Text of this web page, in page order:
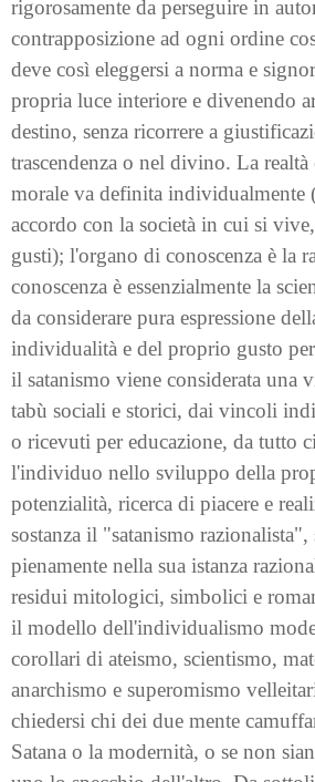
rigorosamente da perseguire in
contrapposizione ad ogni ordine
deve così eleggersi a norma e
propria luce interiore e divenendo
destino, senza ricorrere a
trascendenza o nel divino. La
morale va definita individualmente
accordo con la società in cui si
gusti); l'organo di conoscenza è la
conoscenza è essenzialmente la
da considerare pura espressione
individualità e del proprio gusto
il satanismo viene considerata una
tabù sociali e storici, dai vincoli
o ricevuti per educazione, da tutto
l'individuo nello sviluppo della
potenzialità, ricerca di piacere e
sostanza il "satanismo
pienamente nella sua istanza
residui mitologici, simbolici e
il modello dell'individualismo
corollari di ateismo, scientismo,
anarchismo e superomismo
chiedersi chi dei due mente
Satana o la modernità, o se non